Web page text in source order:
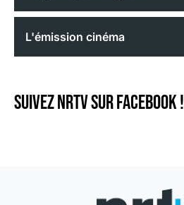
L'émission cinéma
Suivez NRTV sur Facebook !